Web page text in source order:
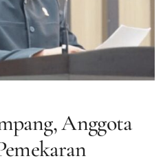
Anggota